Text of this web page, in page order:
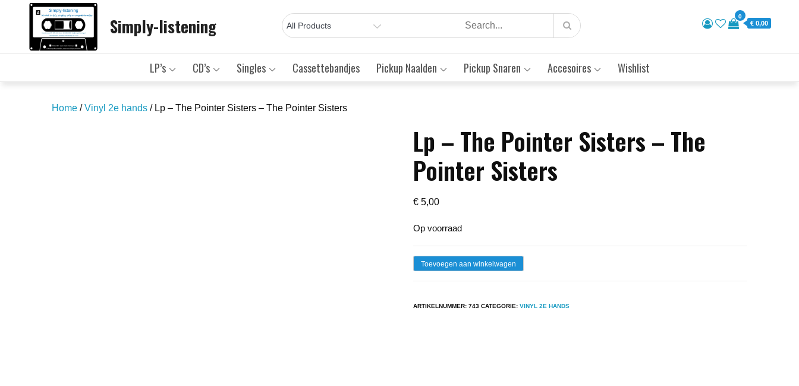
Simply-listening 0
€ 0,00
LP’s CD’s Singles Cassettebandjes Pickup Naalden Pickup Snaren Accesoires Wishlist
Home /Vinyl 2e hands / Lp – The Pointer Sisters – The Pointer Sisters
Lp – The Pointer Sisters – The
Pointer Sisters
€ 5,00
Op voorraad
LpToevoegen aan winkelwagen
ARTIKELNUMMER:743 CATEGORIE:VINYL 2E HANDS